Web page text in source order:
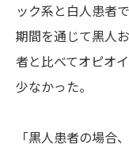
ック系と白人患者
期間を通じて黒人
者と比べてオピオ
少なかった。
「黒人患者の場合